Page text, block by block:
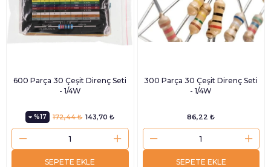
600 Parça 30 Çeşit Direnç Seti
- 1/4W
%17 143,70 ₺
172,44 ₺
SEPETE EKLE
300 Parça 30 Çeşit Direnç Seti
- 1/4W
86,22 ₺
SEPETE EKLE